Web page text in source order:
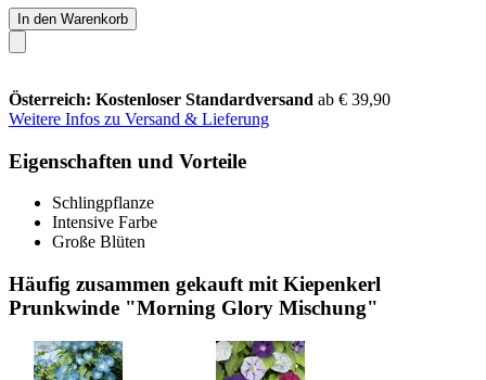
In den Warenkorb
Österreich: Kostenloser Standardversand ab € 39,90
Weitere Infos zu Versand & Lieferung
Eigenschaften und Vorteile
Schlingpflanze
Intensive Farbe
Große Blüten
Häufig zusammen gekauft mit Kiepenkerl
Prunkwinde "Morning Glory Mischung"